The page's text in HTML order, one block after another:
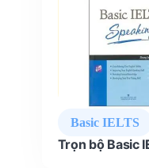
Basic IELTS
Trọn bộ Basic